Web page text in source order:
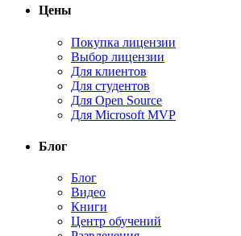
Цены
Покупка лицензии
Выбор лицензии
Для клиентов
Для студентов
Для Open Source
Для Microsoft MVP
Блог
Блог
Видео
Книги
Центр обучений